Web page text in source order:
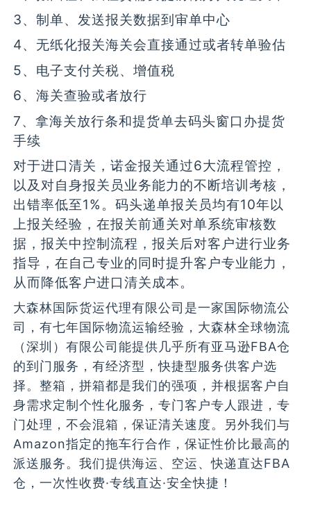
3、制单、发送报关数据到审单中心
4、无纸化报关海关会直接通过或者转单验估
5、电子支付关税、增值税
6、海关查验或者放行
7、拿海关放行条和提货单去码头窗口办提货
手续
对于进口清关，诺金报关通过6大流程管控，
以及对自身报关员业务能力的不断培训考核，
出错率低至1%。码头递单报关员均有10年以
上报关经验，在报关前通关对单系统审核数
据，报关中控制流程，报关后对客户进行业务
指导，在自己专业的同时提升客户专业能力，
从而降低客户进口清关成本。
大森林国际货运代理有限公司是一家国际物流公
司，有七年国际物流运输经验，大森林全球物流
（深圳）有限公司能提供几乎所有亚马逊FBA仓
的到门服务，有经济型，快捷型服务供客户选
择。整箱，拼箱都是我们的强项，并根据客户自
身需求定制个性化服务，专门客户专人跟进，专
门处理，不会混箱，保证清关速度。另外我们与
Amazon指定的拖车行合作，保证性价比最高的
派送服务。我们提供海运、空运、快递直达FBA
仓，一次性收费·专线直达·安全快捷！